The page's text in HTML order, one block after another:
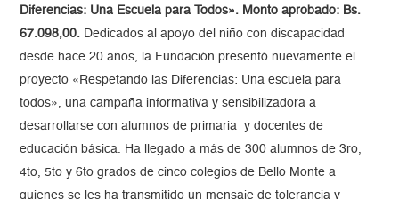
Diferencias: Una Escuela para Todos». Monto aprobado: Bs.
67.098,00. Dedicados al apoyo del niño con discapacidad
desde hace 20 años, la Fundación presentó nuevamente el
proyecto «Respetando las Diferencias: Una escuela para
todos», una campaña informativa y sensibilizadora a
desarrollarse con alumnos de primaria y docentes de
educación básica. Ha llegado a más de 300 alumnos de 3ro,
4to, 5to y 6to grados de cinco colegios de Bello Monte a
quienes se les ha transmitido un mensaje de tolerancia y